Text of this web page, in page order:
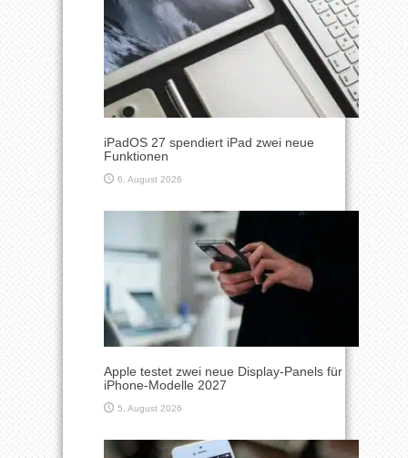
iPadOS 27 spendiert iPad zwei neue
Funktionen
6. August 2026
Apple testet zwei neue Display-Panels für
iPhone-Modelle 2027
5. August 2026